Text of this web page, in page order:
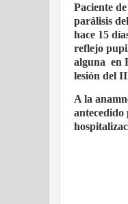
Paciente
parálisis
hace 15
reflejo
alguna en
lesión del
A la
antecedido